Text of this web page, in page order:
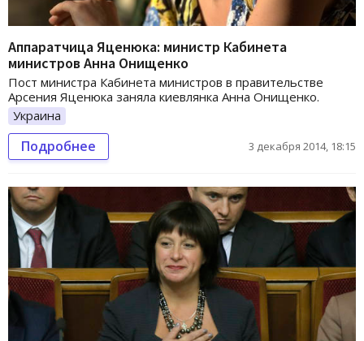
Аппаратчица Яценюка: министр Кабинета
министров Анна Онищенко
Пост министра Кабинета министров в правительстве
Арсения Яценюка заняла киевлянка Анна Онищенко.
Украина
Подробнее 3 декабря 2014, 18:15